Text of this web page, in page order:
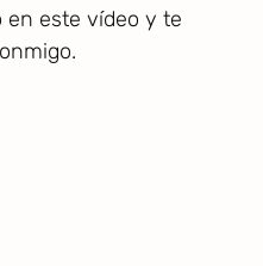
en este vídeo y te